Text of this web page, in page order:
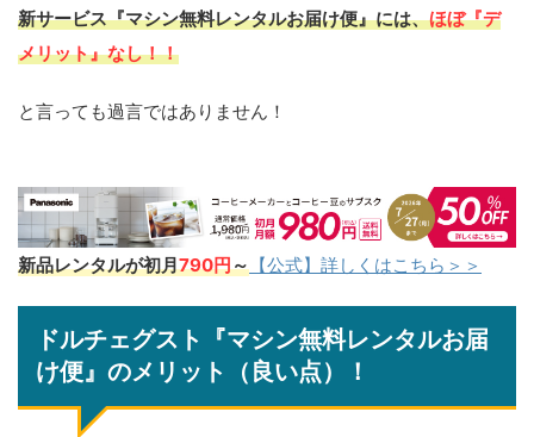
新サービス『マシン無料レンタルお届け便』には、ほぼ『デ
メリット』なし！！
と言っても過言ではありません！
新品レンタルが初月790円～ 【公式】詳しくはこちら＞＞
ドルチェグスト『マシン無料レンタルお届
け便』のメリット（良い点）！